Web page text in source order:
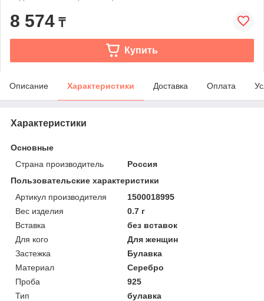
8 574 ₸
Купить
Описание Характеристики Доставка Оплата
Характеристики
Основные
Страна производитель
Россия
Пользовательские характеристики
Артикул производителя
1500018995
Вес изделия
0.7 г
Вставка
без вставок
Для кого
Для женщин
Застежка
Булавка
Материал
Серебро
Проба
925
Тип
булавка